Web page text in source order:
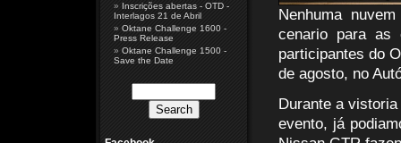
Nenhuma
cenario para as
participantes do
de agosto, no
Durante a
evento, já
Inscrições abertas - OTD -
Interlagos 21 de Abril
Oktane Challenge 1600 -
Press Release
Oktane Challenge 1500 -
Save the Date